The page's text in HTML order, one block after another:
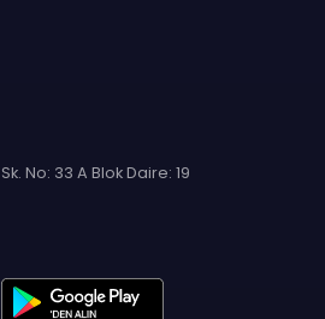
No: 33 A Blok Daire: 19